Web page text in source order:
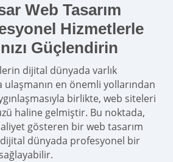
Web Tasarım
Hizmetlerle
Güçlendirin
dijital dünyada varlık
ulaşmanın en önemli yollarından
birlikte, web siteleri
haline gelmiştir. Bu noktada,
gösteren bir web tasarım
dünyada profesyonel bir